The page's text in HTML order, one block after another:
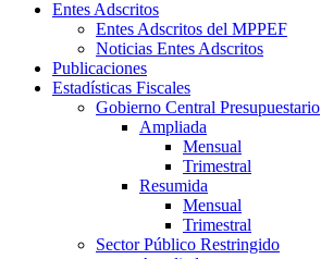
Entes Adscritos
Entes Adscritos del MPPEF
Noticias Entes Adscritos
Publicaciones
Estadísticas Fiscales
Gobierno Central Presupuestario
Ampliada
Mensual
Trimestral
Resumida
Mensual
Trimestral
Sector Público Restringido